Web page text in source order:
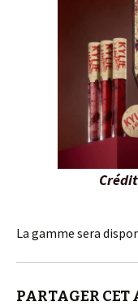
La gamme sera
PARTAGER CET